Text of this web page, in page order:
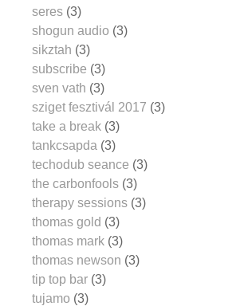
seres (3)
shogun audio (3)
sikztah (3)
subscribe (3)
sven vath (3)
sziget fesztivál 2017 (3)
take a break (3)
tankcsapda (3)
techodub seance (3)
the carbonfools (3)
therapy sessions (3)
thomas gold (3)
thomas mark (3)
thomas newson (3)
tip top bar (3)
tujamo (3)